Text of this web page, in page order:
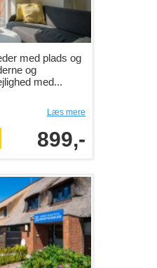
med plads og
og
med...
Læs mere
899,-